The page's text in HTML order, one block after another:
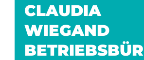
CLAUDIA
WIEGAND